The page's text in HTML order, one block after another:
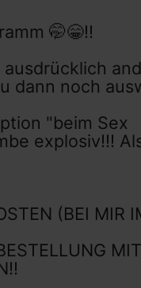
🤭😁!!
dann noch
"beim Sex
explosiv!!!
(BEI MIR
MIT